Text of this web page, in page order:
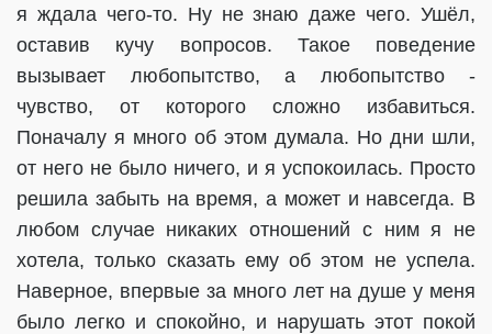
я ждала чего-то. Ну не знаю даже чего. Ушёл,
оставив кучу вопросов. Такое поведение
вызывает любопытство, а любопытство -
чувство, от которого сложно избавиться.
Поначалу я много об этом думала. Но дни шли,
от него не было ничего, и я успокоилась. Просто
решила забыть на время, а может и навсегда. В
любом случае никаких отношений с ним я не
хотела, только сказать ему об этом не успела.
Наверное, впервые за много лет на душе у меня
было легко и спокойно, и нарушать этот покой